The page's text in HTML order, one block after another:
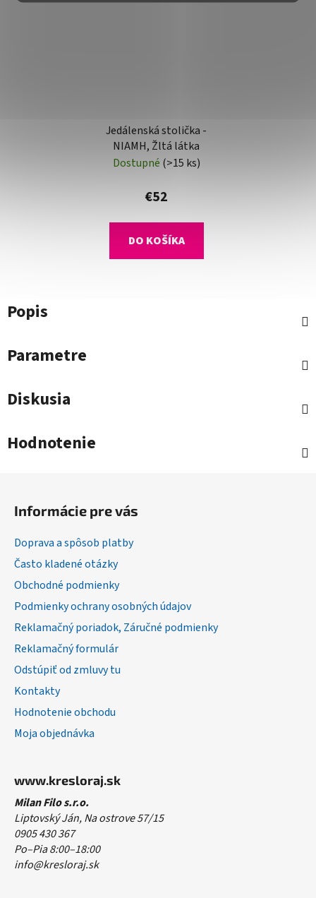
Jedálenská stolička -
NIAMH, Žltá látka
Dostupné (>15 ks)
€52
DO KOŠÍKA
Popis
Parametre
Diskusia
Hodnotenie
Informácie pre vás
Doprava a spôsob platby
Často kladené otázky
Obchodné podmienky
Podmienky ochrany osobných údajov
Reklamačný poriadok, Záručné podmienky
Reklamačný formulár
Odstúpiť od zmluvy tu
Kontakty
Hodnotenie obchodu
Moja objednávka
www.kresloraj.sk
Milan Filo s.r.o.
Liptovský Ján, Na ostrove 57/15
0905 430 367
Po–Pia 8:00–18:00
info@kresloraj.sk